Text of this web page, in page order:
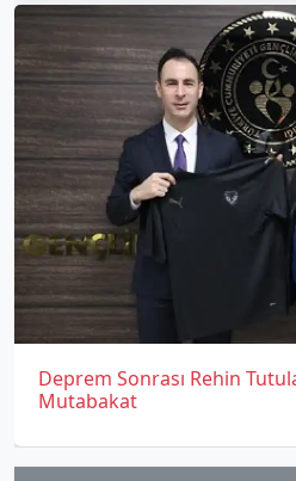
Deprem Sonrası Rehin
Mutabakat